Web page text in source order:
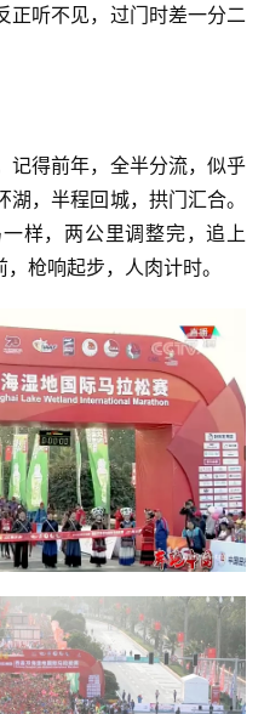
正听不见，过门时差一分二
记得前年，全半分流，似乎
，半程回城，拱门汇合。
样，两公里调整完，追上
枪响起步，人肉计时。